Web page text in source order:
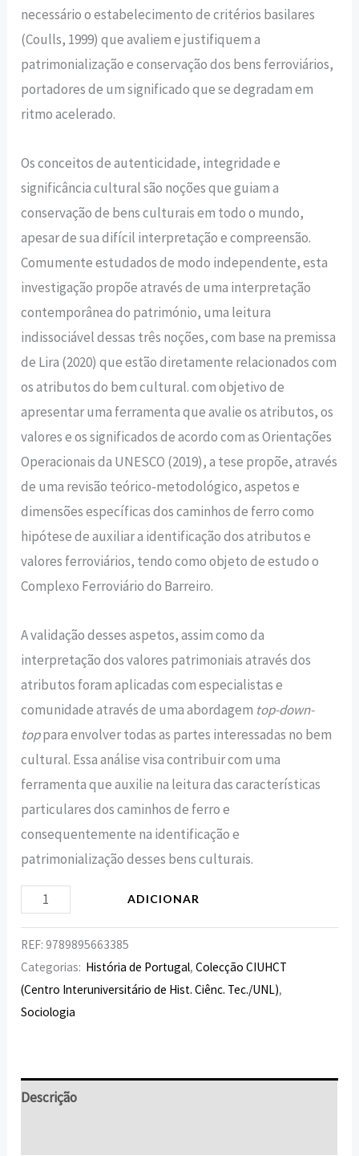
necessário o estabelecimento de critérios basilares
(Coulls, 1999) que avaliem e justifiquem a
patrimonialização e conservação dos bens ferroviários,
portadores de um significado que se degradam em
ritmo acelerado.
Os conceitos de autenticidade, integridade e
significância cultural são noções que guiam a
conservação de bens culturais em todo o mundo,
apesar de sua difícil interpretação e compreensão.
Comumente estudados de modo independente, esta
investigação propõe através de uma interpretação
contemporânea do património, uma leitura
indissociável dessas três noções, com base na premissa
de Lira (2020) que estão diretamente relacionados com
os atributos do bem cultural. com objetivo de
apresentar uma ferramenta que avalie os atributos, os
valores e os significados de acordo com as Orientações
Operacionais da UNESCO (2019), a tese propõe, através
de uma revisão teórico-metodológico, aspetos e
dimensões específicas dos caminhos de ferro como
hipótese de auxiliar a identificação dos atributos e
valores ferroviários, tendo como objeto de estudo o
Complexo Ferroviário do Barreiro.
A validação desses aspetos, assim como da
interpretação dos valores patrimoniais através dos
atributos foram aplicadas com especialistas e
comunidade através de uma abordagem top-down-
toppara envolver todas as partes interessadas no bem
cultural. Essa análise visa contribuir com uma
ferramenta que auxilie na leitura das características
particulares dos caminhos de ferro e
consequentemente na identificação e
patrimonialização desses bens culturais.
ADICIONAR
REF:9789895663385
Categorias: História de Portugal,Colecção CIUHCT
(Centro Interuniversitário de Hist. Ciênc. Tec./UNL),
Sociologia
Descrição